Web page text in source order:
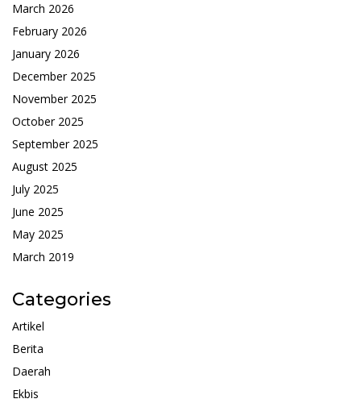
March 2026
February 2026
January 2026
December 2025
November 2025
October 2025
September 2025
August 2025
July 2025
June 2025
May 2025
March 2019
Categories
Artikel
Berita
Daerah
Ekbis